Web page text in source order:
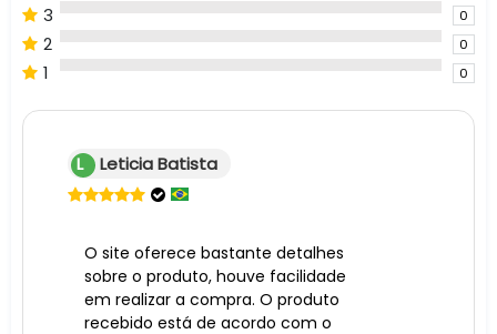
3 0
2 0
1 0
L Leticia Batista
O site oferece bastante detalhes
sobre o produto, houve facilidade
em realizar a compra. O produto
recebido está de acordo com o